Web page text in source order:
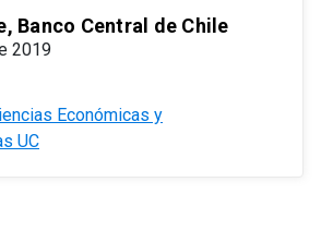
Banco Central de Chile
2019
Económicas y
UC